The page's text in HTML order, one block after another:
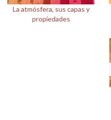
La atmósfera, sus capas y
propiedades